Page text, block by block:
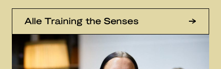
Alle Training the Senses